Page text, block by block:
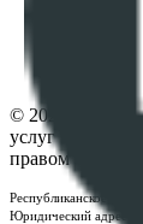
© 2026
услуг
правом
Республиканское
Юридический адрес: